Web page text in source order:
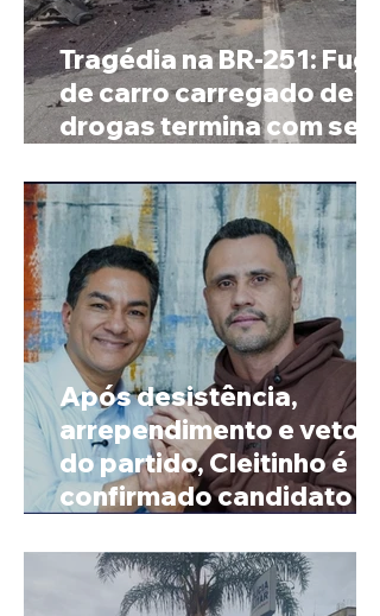
Tragédia na BR-251: Fuga
de carro carregado de
drogas termina com sete
Após desistência,
arrependimento e veto
do partido, Cleitinho é
confirmado candidato ao